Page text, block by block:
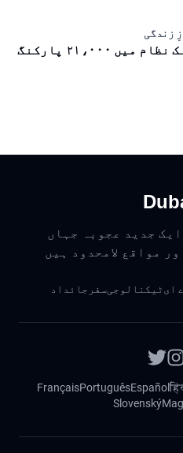
زندگی
دبئی میں سالک نظام میں ۲۱،۰۰۰ پارکنگ
جدید عجوبہ جہاں
مواقع لامحدود ہیں
ایٹیکنالوجیسفر جائداد
Español
Português
Français
Slovenský